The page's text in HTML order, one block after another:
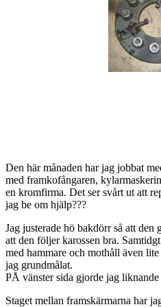
Den här månaden har jag jobbat
med framkofångaren,
en kromfirma. Det ser svårt ut att
jag be om hjälp???
Jag justerade hö bakdörr så att den
att den följer karossen bra.
med hammare och mothåll även
jag grundmålat.
PÅ vänster sida gjorde jag
Staget mellan framskärmarna har